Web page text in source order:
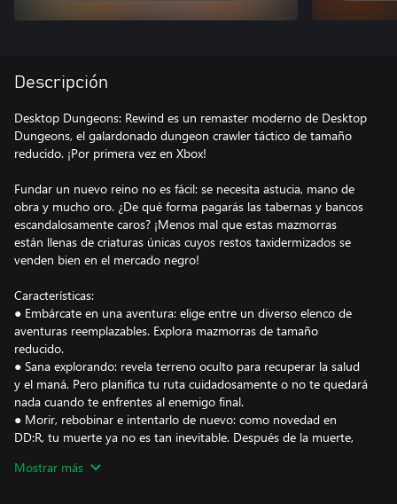
Descripción
Desktop Dungeons: Rewind es un remaster moderno de Desktop
Dungeons, el galardonado dungeon crawler táctico de tamaño
reducido. ¡Por primera vez en Xbox!
Fundar un nuevo reino no es fácil: se necesita astucia, mano de
obra y mucho oro. ¿De qué forma pagarás las tabernas y bancos
escandalosamente caros? ¡Menos mal que estas mazmorras
están llenas de criaturas únicas cuyos restos taxidermizados se
venden bien en el mercado negro!
Características:
● Embárcate en una aventura: elige entre un diverso elenco de
aventuras reemplazables. Explora mazmorras de tamaño
reducido.
● Sana explorando: revela terreno oculto para recuperar la salud
y el maná. Pero planifica tu ruta cuidadosamente o no te quedará
nada cuando te enfrentes al enemigo final.
● Morir, rebobinar e intentarlo de nuevo: como novedad en
DD:R, tu muerte ya no es tan inevitable. Después de la muerte,
para probar una estrategia diferente.
Mostrar más